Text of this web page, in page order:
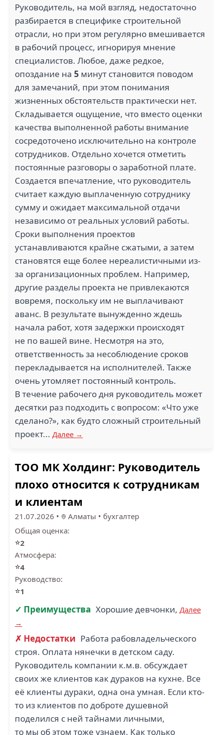
Руководитель, на мой взгляд, недостаточно
разбирается в специфике строительной
отрасли, но при этом регулярно вмешивается
в рабочий процесс, игнорируя мнение
специалистов. Любое, даже редкое,
опоздание на 5 минут становится поводом
для замечаний, при этом понимания
жизненных обстоятельств практически нет.
Складывается ощущение, что вместо оценки
качества выполненной работы внимание
сосредоточено исключительно на контроле
сотрудников. Отдельно хочется отметить
постоянные разговоры о заработной плате.
Создается впечатление, что руководитель
считает каждую выплаченную сотруднику
сумму и ожидает максимальной отдачи
независимо от реальных условий работы.
Сроки выполнения проектов
устанавливаются крайне сжатыми, а затем
становятся еще более нереалистичными из-
за организационных проблем. Например,
другие разделы проекта не привлекаются
вовремя, поскольку им не выплачивают
аванс. В результате вынужденно ждешь
начала работ, хотя задержки происходят
не по вашей вине. Несмотря на это,
ответственность за несоблюдение сроков
перекладывается на исполнителей. Также
очень утомляет постоянный контроль.
В течение рабочего дня руководитель может
десятки раз подходить с вопросом: «Что уже
сделано?», как будто сложный строительный
проект... Далее →
ТОО МК Холдинг: Руководитель
плохо относится к сотрудникам
и клиентам
21.07.2026 • Алматы • бухгалтер
Общая оценка:
⭐2
Атмосфера:
⭐4
Руководство:
⭐1
✓ Преимущества Хорошие девчонки, Далее
→
✗ Недостатки Работа рабовладельческого
строя. Оплата нянечки в детском саду.
Руководитель компании к.м.в. обсуждает
своих же клиентов как дураков на кухне. Все
её клиенты дураки, одна она умная. Если кто-
то из клиентов по доброте душевной
поделился с ней тайнами личными,
то мы об этом тоже узнаем. Как только